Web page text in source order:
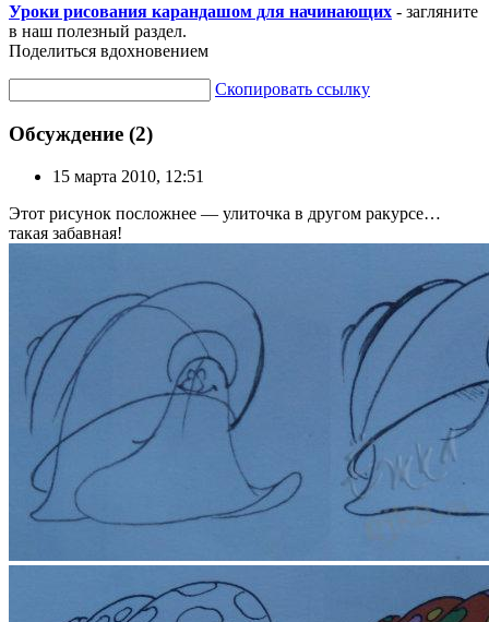
Уроки рисования карандашом для начинающих - загляните
в наш полезный раздел.
Поделиться вдохновением
Скопировать ссылку
Обсуждение (2)
15 марта 2010, 12:51
Этот рисунок посложнее — улиточка в другом ракурсе…
такая забавная!